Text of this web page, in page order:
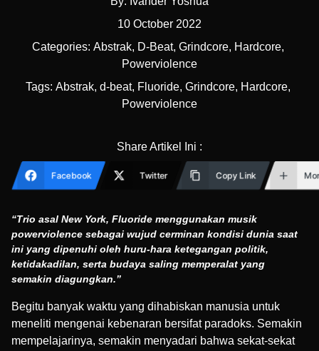
10 October 2022
Categories: Abstrak, D-Beat, Grindcore, Hardcore,
Powerviolence
Tags: Abstrak, d-beat, Fluoride, Grindcore, Hardcore,
Powerviolence
Share Artikel Ini :
Facebook Twitter Copy Link
“Trio asal New York, Fluoride menggunakan musik
powerviolence sebagai wujud cerminan kondisi dunia saat
ini yang dipenuhi oleh huru-hara ketegangan politik,
ketidakadilan, serta budaya saling memperalat yang
semakin diagungkan.”
Begitu banyak waktu yang dihabiskan manusia untuk
meneliti mengenai kebenaran bersifat paradoks. Semakin
mempelajarinya, semakin menyadari bahwa sekat-sekat